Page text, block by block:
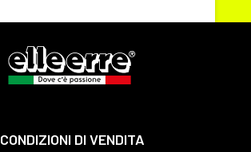
CONDIZIONI DI VENDITA